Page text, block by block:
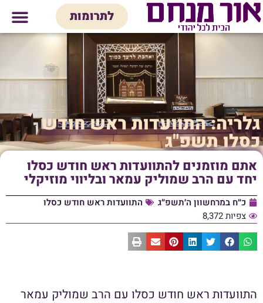
לתוכן
לתרומות
גלריה: התוועדות ראש חודש
כסלו תשפ"ג
אתם מוזמנים להתוועדות ראש חודש כסלו
יחד עם הרב שמוליק עמאר ובליווי מוזיקלי
כ״ח במרחשוון ה׳תשפ״ג
התוועדות ראש חודש כסלו
צפיות 8,372
התוועדות ראש חודש כסלו עם הרב שמוליק עמאר